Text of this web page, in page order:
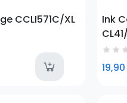
CCLI571C/XL
Ink